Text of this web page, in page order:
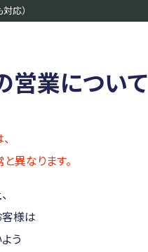
応）
営業について
異なります。
様は
う